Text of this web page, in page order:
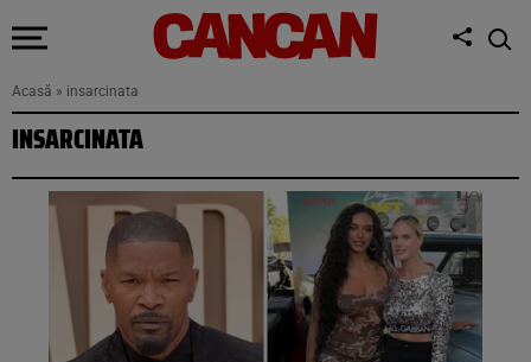
Acasă » insarcinata
INSARCINATA